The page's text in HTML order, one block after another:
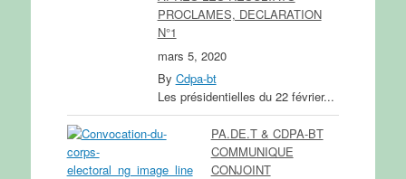
PROCLAMES, DECLARATION
N°1
mars 5, 2020
By Cdpa-bt
Les présidentielles du 22 février...
PA.DE.T & CDPA-BT
COMMUNIQUE
CONJOINT